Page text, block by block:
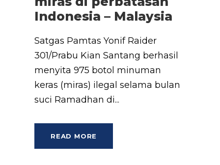
Indonesia – Malaysia
Satgas Pamtas Yonif Raider
301/Prabu Kian Santang berhasil
menyita 975 botol minuman
keras (miras) ilegal selama bulan
suci Ramadhan di...
READ MORE